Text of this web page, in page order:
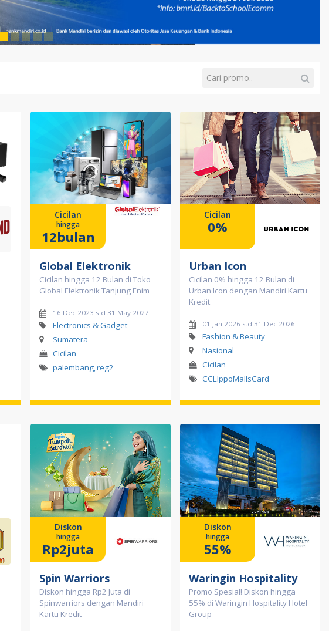
Cicilan
hingga
12bulan
Global Elektronik
Cicilan hingga 12 Bulan di Toko
Global Elektronik Tanjung Enim
16 Dec 2023 s.d 31 May 2027
Electronics & Gadget
Sumatera
Cicilan
palembang,reg2
Cicilan
0%
Urban Icon
Cicilan 0% hingga 12 Bulan di
Urban Icon dengan Mandiri Kartu
Kredit
01 Jan 2026 s.d 31 Dec 2026
Fashion & Beauty
Nasional
Cicilan
CCLIppoMallsCard
Diskon
hingga
Rp2juta
Spin Warriors
Diskon hingga Rp2 Juta di
Spinwarriors dengan Mandiri
Kartu Kredit
Diskon
hingga
55%
Waringin Hospitality
Promo Spesial! Diskon hingga
55% di Waringin Hospitality Hotel
Group